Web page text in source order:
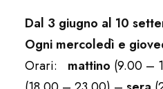
Dal 3 giugno al 10
Ogni mercoledì e
Orari: mattino (9.00 –